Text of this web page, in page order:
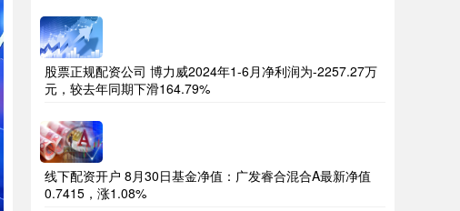
股票正规配资公司 博力威2024年1-6月净利润为-2257.27万
元，较去年同期下滑164.79%
线下配资开户 8月30日基金净值：广发睿合混合A最新净值
0.7415，涨1.08%